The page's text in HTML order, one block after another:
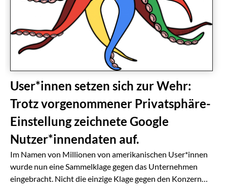
User*innen setzen sich zur Wehr:
Trotz vorgenommener Privatsphäre-
Einstellung zeichnete Google
Nutzer*innendaten auf.
Im Namen von Millionen von amerikanischen User*innen
wurde nun eine Sammelklage gegen das Unternehmen
eingebracht. Nicht die einzige Klage gegen den Konzern…